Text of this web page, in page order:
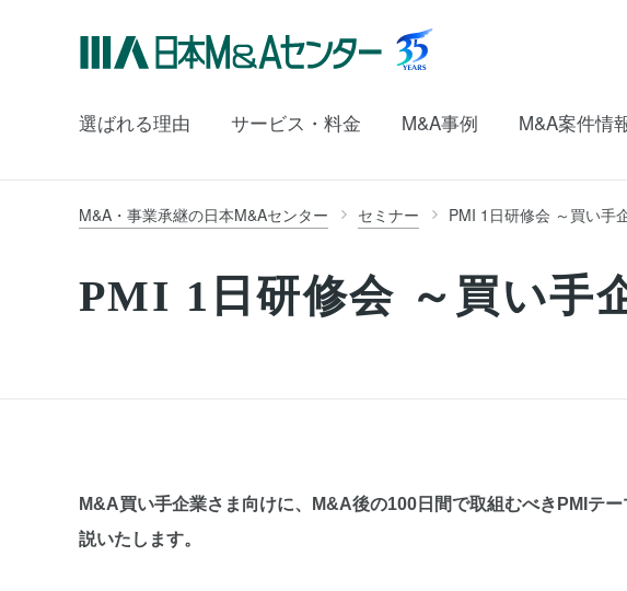
選ばれる理由 サービス・料金 M&A事例 M&A案件情
M&A・事業承継の日本M&Aセンター セミナー PMI 1日研修会 ～買い手
PMI 1日研修会 ～買い手
M&A買い手企業さま向けに、M&A後の100日間で取組むべきPMIテ
説いたします。